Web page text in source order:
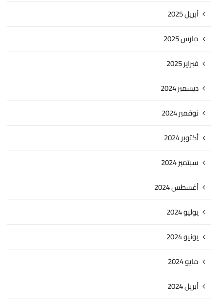
أبريل 2025
مارس 2025
فبراير 2025
ديسمبر 2024
نوفمبر 2024
أكتوبر 2024
سبتمبر 2024
أغسطس 2024
يوليو 2024
يونيو 2024
مايو 2024
أبريل 2024